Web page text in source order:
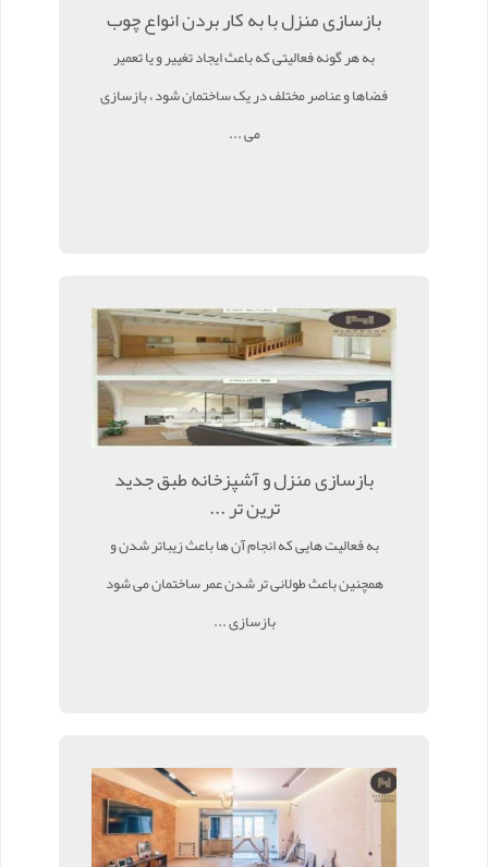
بازسازی منزل با به کار بردن انواع چوب
به هر گونه فعالیتی که باعث ایجاد تغییر و یا تعمیر
فضاها و عناصر مختلف در یک ساختمان شود ، بازسازی
می ...
بازسازی منزل و آشپزخانه طبق جدید
ترین تر ...
به فعالیت هایی که انجام آن ها باعث زیباتر شدن و
همچنین باعث طولانی تر شدن عمر ساختمان می شود
بازسازی ...